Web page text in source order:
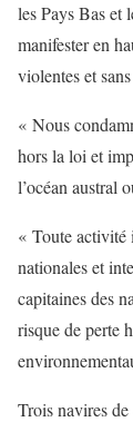
les Pays Bas et
manifester en
violentes et
« Nous
hors la loi et
l’océan austral
« Toute activité
nationales et
capitaines des
risque de perte
Trois navires